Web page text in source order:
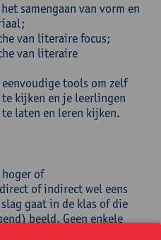
samengaan van vorm en
van literaire focus;
van literaire
tools om zelf
kijken en je leerlingen
laten en leren kijken.
of
of indirect wel eens
gaat in de klas of die
beeld. Geen enkele